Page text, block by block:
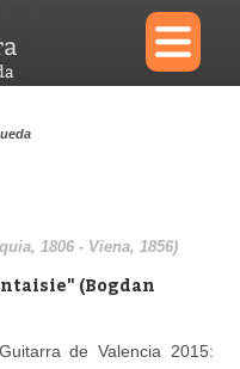
×
Diccionario
1806 - Viena, 1856)
(Bogdan
de Valencia 2015: